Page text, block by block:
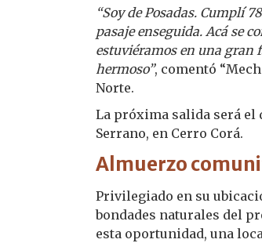
“Soy de Posadas. Cumplí
pasaje enseguida. Acá se
estuviéramos en una gran
hermoso”, comentó
Norte.
La próxima salida será el
Serrano, en Cerro Corá.
Almuerzo
Privilegiado en su
bondades naturales del
esta oportunidad, una